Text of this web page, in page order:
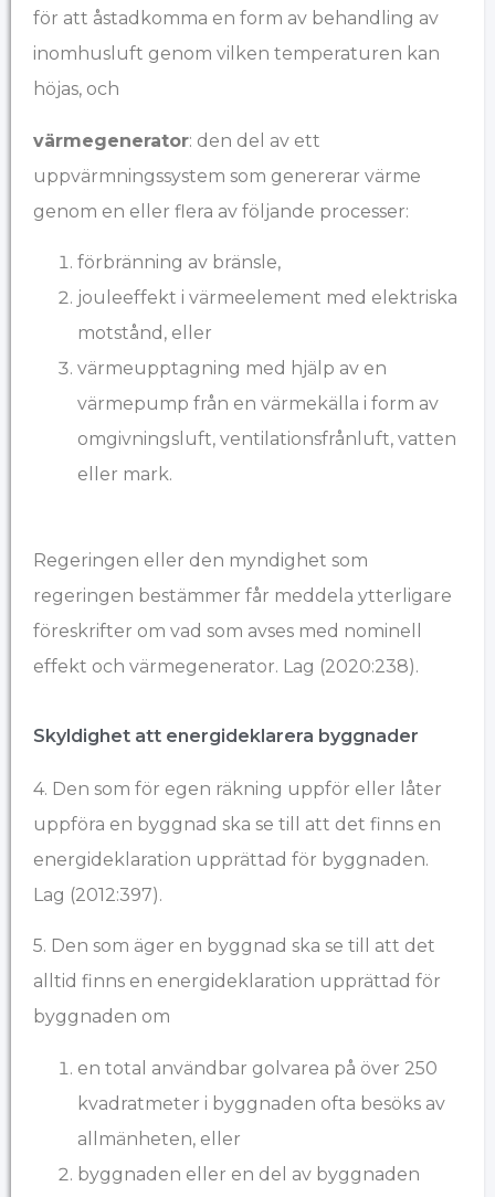
för att åstadkomma en form av behandling av
inomhusluft genom vilken temperaturen kan
höjas, och
värmegenerator: den del av ett
uppvärmningssystem som genererar värme
genom en eller flera av följande processer:
förbränning av bränsle,
jouleeffekt i värmeelement med elektriska
motstånd, eller
värmeupptagning med hjälp av en
värmepump från en värmekälla i form av
omgivningsluft, ventilationsfrånluft, vatten
eller mark.
Regeringen eller den myndighet som
regeringen bestämmer får meddela ytterligare
föreskrifter om vad som avses med nominell
effekt och värmegenerator. Lag (2020:238).
Skyldighet att energideklarera byggnader
4. Den som för egen räkning uppför eller låter
uppföra en byggnad ska se till att det finns en
energideklaration upprättad för byggnaden.
Lag (2012:397).
5. Den som äger en byggnad ska se till att det
alltid finns en energideklaration upprättad för
byggnaden om
en total användbar golvarea på över 250
kvadratmeter i byggnaden ofta besöks av
allmänheten, eller
byggnaden eller en del av byggnaden